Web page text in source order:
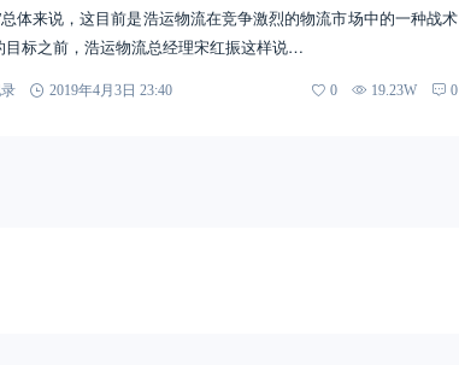
体来说，这目前是浩运物流在竞争激烈的物流市场中的一种战术
目标之前，浩运物流总经理宋红振这样说…
2019年4月3日 23:40 0 19.23W 0